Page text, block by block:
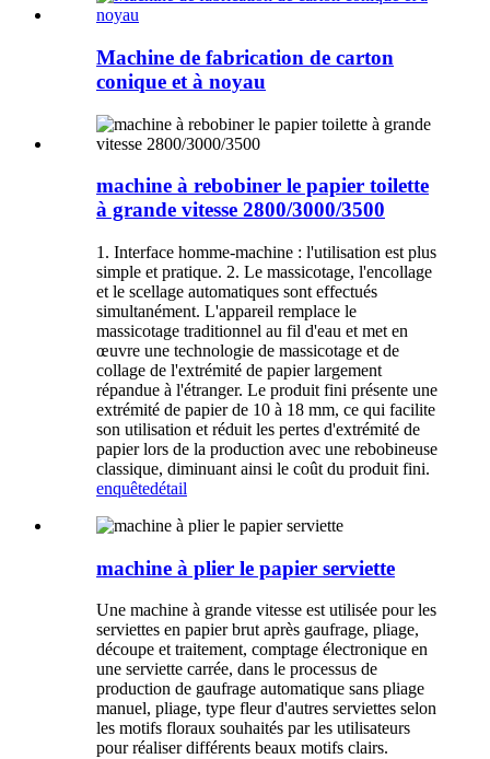
Machine de fabrication de carton
conique et à noyau
machine à rebobiner le papier toilette
à grande vitesse 2800/3000/3500
1. Interface homme-machine : l'utilisation est plus
simple et pratique. 2. Le massicotage, l'encollage
et le scellage automatiques sont effectués
simultanément. L'appareil remplace le
massicotage traditionnel au fil d'eau et met en
œuvre une technologie de massicotage et de
collage de l'extrémité de papier largement
répandue à l'étranger. Le produit fini présente une
extrémité de papier de 10 à 18 mm, ce qui facilite
son utilisation et réduit les pertes d'extrémité de
papier lors de la production avec une rebobineuse
classique, diminuant ainsi le coût du produit fini.
enquêtedétail
machine à plier le papier serviette
Une machine à grande vitesse est utilisée pour les
serviettes en papier brut après gaufrage, pliage,
découpe et traitement, comptage électronique en
une serviette carrée, dans le processus de
production de gaufrage automatique sans pliage
manuel, pliage, type fleur d'autres serviettes selon
les motifs floraux souhaités par les utilisateurs
pour réaliser différents beaux motifs clairs.